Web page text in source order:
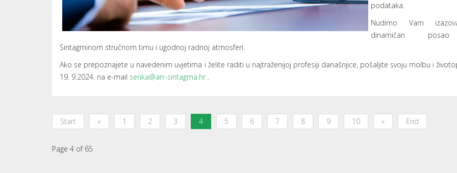
podataka.
Nudimo Vam
dinamičan
Sintagminom stručnom timu i ugodnoj radnoj atmosferi.
Ako se prepoznajete u navedenim uvjetima i želite raditi u najtraženijoj profesiji današnjice, pošaljite svoju molbu i
19. 9.2024. na e-mail senka@arr-sintagma.hr .
Start « 1 2 3 4 5 6 7 8 9 10 » End
Page 4 of 65